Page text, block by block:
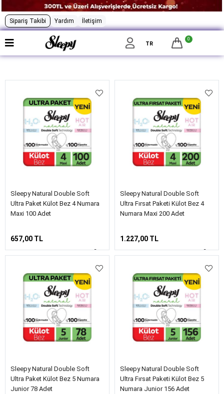
Sipariş Takibi Yardım İletişim
TR
0
Filtrele
Sleepy Natural Double Soft
Ultra Paket Külot Bez 4 Numara
Maxi 100 Adet
657,00 TL
Sleepy Natural Double Soft
Ultra Fırsat Paketi Külot Bez 4
Numara Maxi 200 Adet
1.227,00 TL
Sleepy Natural Double Soft
Ultra Paket Külot Bez 5 Numara
Junior 78 Adet
Sleepy Natural Double Soft
Ultra Fırsat Paketi Külot Bez 5
Numara Junior 156 Adet